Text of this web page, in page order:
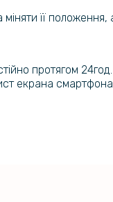
її
протягом 24год.
екрана